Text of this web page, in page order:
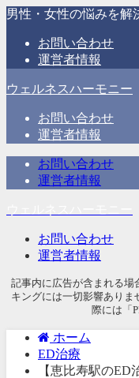
男性・女性の悩みを解
お問い合わせ
運営者情報
ウェルネスハーモニー
お問い合わせ
運営者情報
お問い合わせ
運営者情報
お問い合わせ
運営者情報
記事内に広告が含まれる場
キングには一切影響ありま
際には「
ホーム
ED治療
【恵比寿駅の